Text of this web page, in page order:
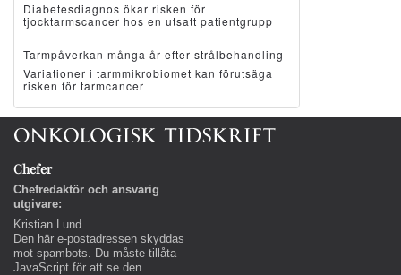
Diabetesdiagnos ökar risken för
tjocktarmscancer hos en utsatt patientgrupp
Tarmpåverkan många år efter strålbehandling
Variationer i tarmmikrobiomet kan förutsäga
risken för tarmcancer
Chefer
Chefredaktör och ansvarig
utgivare:
Kristian Lund
Den här e-postadressen skyddas
mot spambots. Du måste tillåta
JavaScript för att se den.